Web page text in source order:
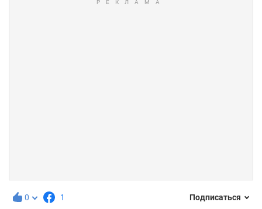
0 1 Подписаться